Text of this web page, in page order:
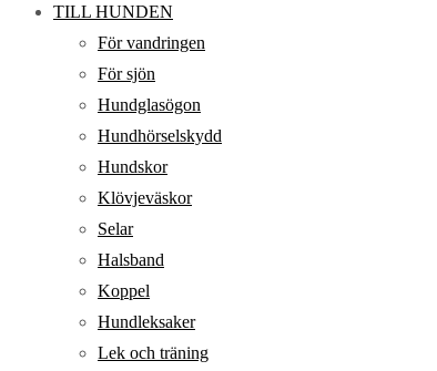
TILL HUNDEN
För vandringen
För sjön
Hundglasögon
Hundhörselskydd
Hundskor
Klövjeväskor
Selar
Halsband
Koppel
Hundleksaker
Lek och träning